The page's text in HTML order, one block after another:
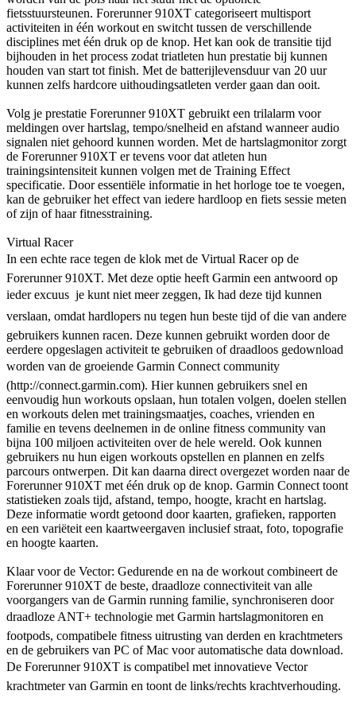
fietsstuursteunen. Forerunner 910XT categoriseert multisport
activiteiten in één workout en switcht tussen de verschillende
disciplines met één druk op de knop. Het kan ook de transitie tijd
bijhouden in het process zodat triatleten hun prestatie bij kunnen
houden van start tot finish. Met de batterijlevensduur van 20 uur
kunnen zelfs hardcore uithoudingsatleten verder gaan dan ooit.
Volg je prestatie Forerunner 910XT gebruikt een trilalarm voor
meldingen over hartslag, tempo/snelheid en afstand wanneer audio
signalen niet gehoord kunnen worden. Met de hartslagmonitor zorgt
de Forerunner 910XT er tevens voor dat atleten hun
trainingsintensiteit kunnen volgen met de Training Effect
specificatie. Door essentiële informatie in het horloge toe te voegen,
kan de gebruiker het effect van iedere hardloop en fiets sessie meten
of zijn of haar fitnesstraining.
Virtual Racer
In een echte race tegen de klok met de Virtual Racer op de
Forerunner 910XT. Met deze optie heeft Garmin een antwoord op
ieder excuus  je kunt niet meer zeggen, Ik had deze tijd kunnen
verslaan, omdat hardlopers nu tegen hun beste tijd of die van andere
gebruikers kunnen racen. Deze kunnen gebruikt worden door de
eerdere opgeslagen activiteit te gebruiken of draadloos gedownload
worden van de groeiende Garmin Connect community
(http://connect.garmin.com). Hier kunnen gebruikers snel en
eenvoudig hun workouts opslaan, hun totalen volgen, doelen stellen
en workouts delen met trainingsmaatjes, coaches, vrienden en
familie en tevens deelnemen in de online fitness community van
bijna 100 miljoen activiteiten over de hele wereld. Ook kunnen
gebruikers nu hun eigen workouts opstellen en plannen en zelfs
parcours ontwerpen. Dit kan daarna direct overgezet worden naar de
Forerunner 910XT met één druk op de knop. Garmin Connect toont
statistieken zoals tijd, afstand, tempo, hoogte, kracht en hartslag.
Deze informatie wordt getoond door kaarten, grafieken, rapporten
en een variëteit een kaartweergaven inclusief straat, foto, topografie
en hoogte kaarten.
Klaar voor de Vector: Gedurende en na de workout combineert de
Forerunner 910XT de beste, draadloze connectiviteit van alle
voorgangers van de Garmin running familie, synchroniseren door
draadloze ANT+ technologie met Garmin hartslagmonitoren en
footpods, compatibele fitness uitrusting van derden en krachtmeters
en de gebruikers van PC of Mac voor automatische data download.
De Forerunner 910XT is compatibel met innovatieve Vector
krachtmeter van Garmin en toont de links/rechts krachtverhouding.